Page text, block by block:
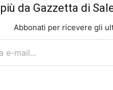
da Gazzetta di
Abbonati per ricevere gli